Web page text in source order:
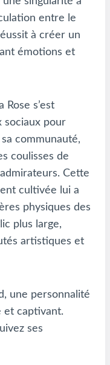
entre le
à créer un
émotions et
s’est
sociaux pour
communauté,
coulisses de
Cette
cultivée lui a
physiques des
plus large,
artistiques et